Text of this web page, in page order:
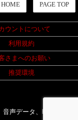
HOME PAGE TOP
ウントについて
利用規約
さまへのお願い
推奨環境
声データ、映像データ